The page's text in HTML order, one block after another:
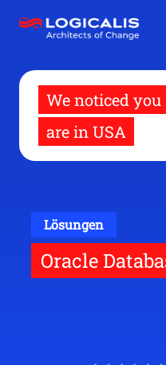
zum
Inhalt
We noticed you
are in USA
Lösungen
Oracle